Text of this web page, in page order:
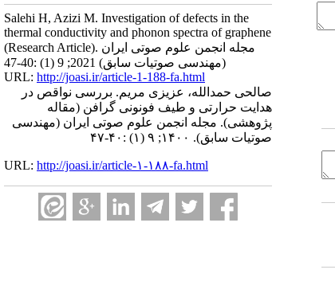
Salehi H, Azizi M. Investigation of defects in the
thermal conductivity and phonon spectra of graphene
(Research Article). مجله انجمن علوم صوتی ایران
(مهندسی صوتیات سابق) 2021; 9 (1) :40-47
URL: http://joasi.ir/article-1-188-fa.html
صالحی حمدالله، عزیزی مریم. بررسی نواقص در
هدایت حرارتی و طیف فونونی گرافن (مقاله
پژوهشی). مجله انجمن علوم صوتی ایران (مهندسی
صوتیات سابق). ۱۴۰۰; ۹ (۱) :۴۰-۴۷
URL: http://joasi.ir/article-۱-۱۸۸-fa.html